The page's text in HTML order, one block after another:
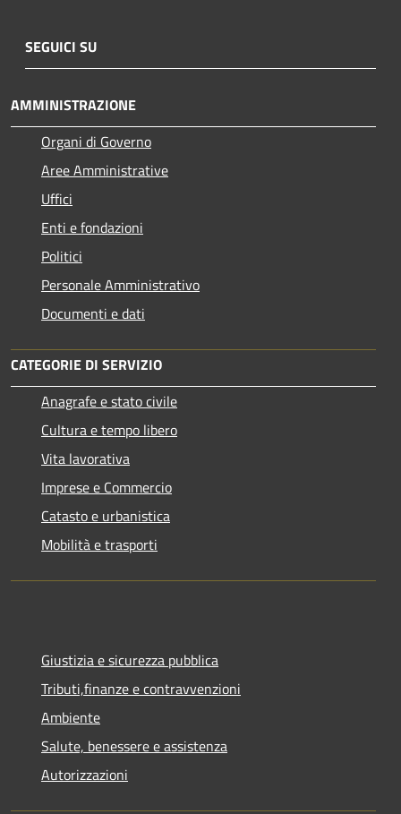
SEGUICI SU
AMMINISTRAZIONE
Organi di Governo
Aree Amministrative
Uffici
Enti e fondazioni
Politici
Personale Amministrativo
Documenti e dati
CATEGORIE DI SERVIZIO
Anagrafe e stato civile
Cultura e tempo libero
Vita lavorativa
Imprese e Commercio
Catasto e urbanistica
Mobilità e trasporti
Giustizia e sicurezza pubblica
Tributi,finanze e contravvenzioni
Ambiente
Salute, benessere e assistenza
Autorizzazioni